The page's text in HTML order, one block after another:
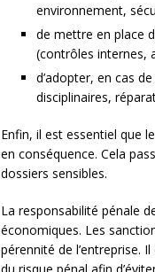
environnement,
de mettre en place
(contrôles internes,
d’adopter, en cas
disciplinaires,
Enfin, il est essentiel que
en conséquence. Cela
dossiers sensibles.
La responsabilité pénale
économiques. Les
pérennité de l’entreprise.